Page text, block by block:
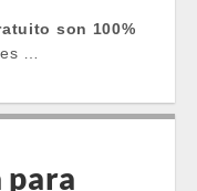
son 100%
…